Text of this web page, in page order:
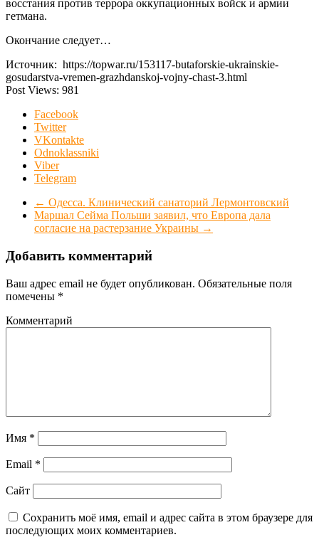
восстания против террора оккупационных войск и армии
гетмана.
Окончание следует…
Источник: https://topwar.ru/153117-butaforskie-ukrainskie-
gosudarstva-vremen-grazhdanskoj-vojny-chast-3.html
Post Views: 981
Facebook
Twitter
VKontakte
Odnoklassniki
Viber
Telegram
← Одесса. Клинический санаторий Лермонтовский
Маршал Сейма Польши заявил, что Европа дала
согласие на растерзание Украины →
Добавить комментарий
Ваш адрес email не будет опубликован. Обязательные поля
помечены *
Комментарий
Имя *
Email *
Сайт
Сохранить моё имя, email и адрес сайта в этом браузере для
последующих моих комментариев.